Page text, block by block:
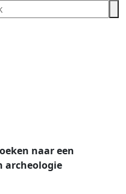
naar een
archeologie